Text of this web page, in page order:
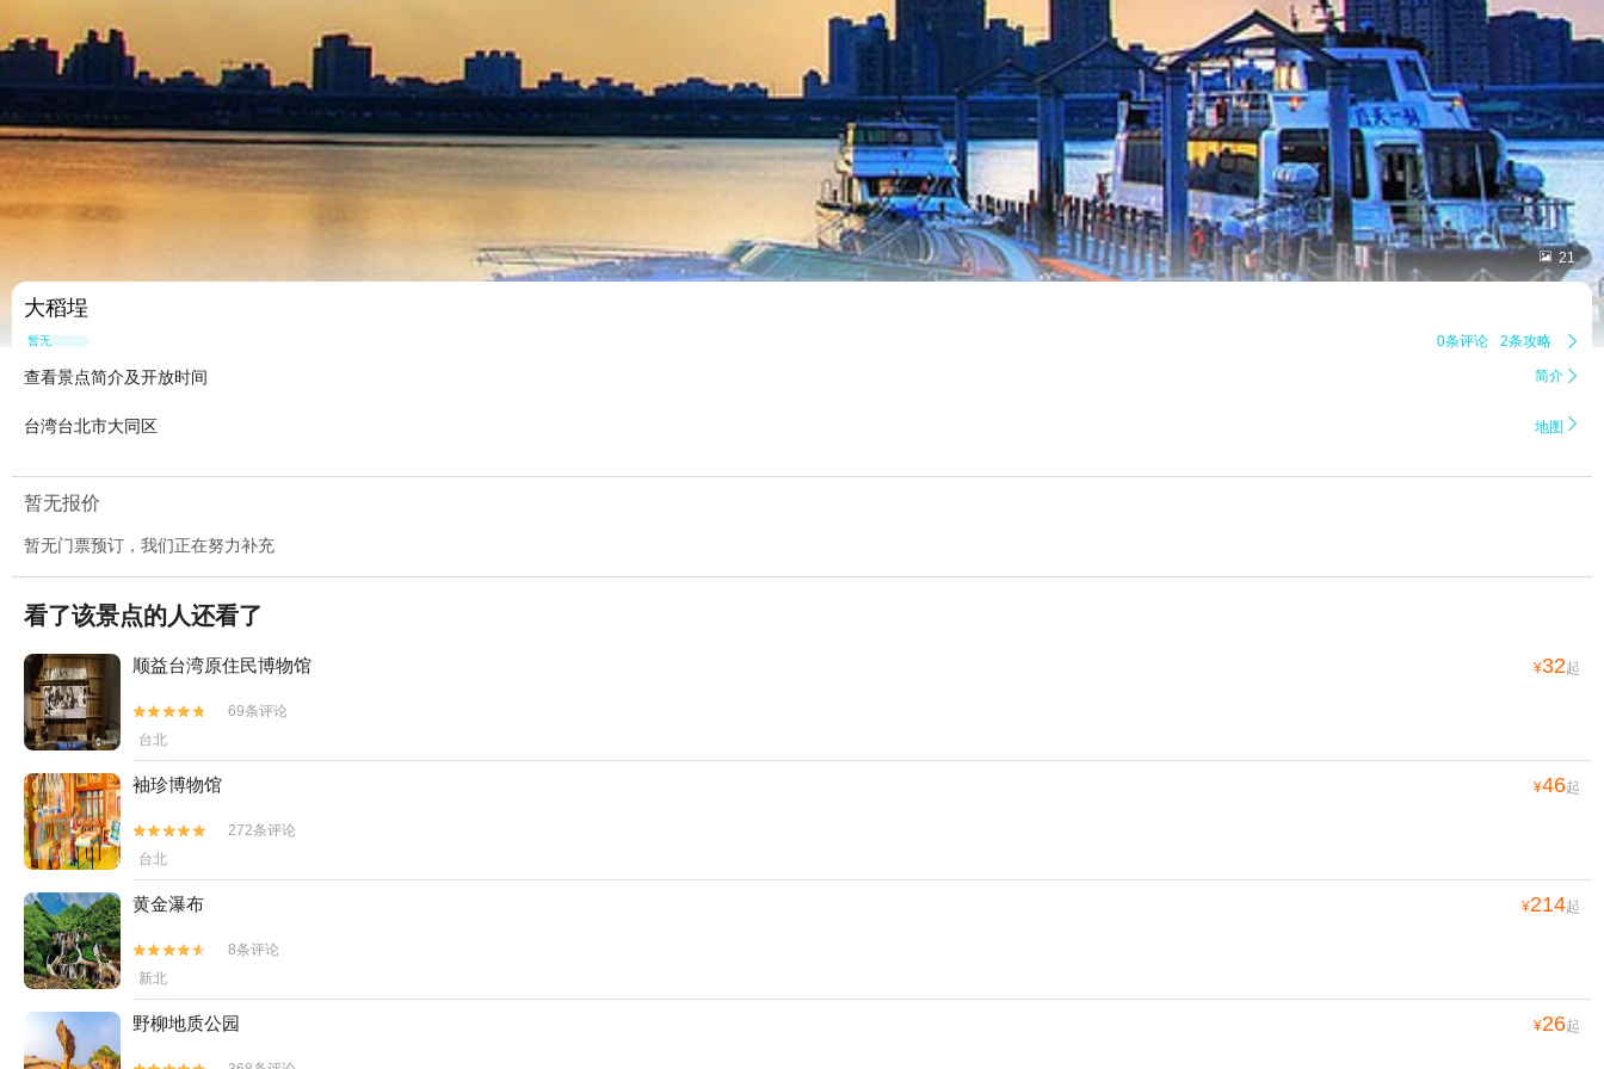
 21
大稻埕
暂无点评 0条评论 2条攻略 
查看景点简介及开放时间 简介 
台湾台北市大同区 地图 
暂无报价
暂无门票预订，我们正在努力补充
看了该景点的人还看了
顺益台湾原住民博物馆 ¥32起


69条评论
台北
袖珍博物馆 ¥46起


272条评论
台北
黄金瀑布 ¥214起


8条评论
新北
野柳地质公园 ¥26起